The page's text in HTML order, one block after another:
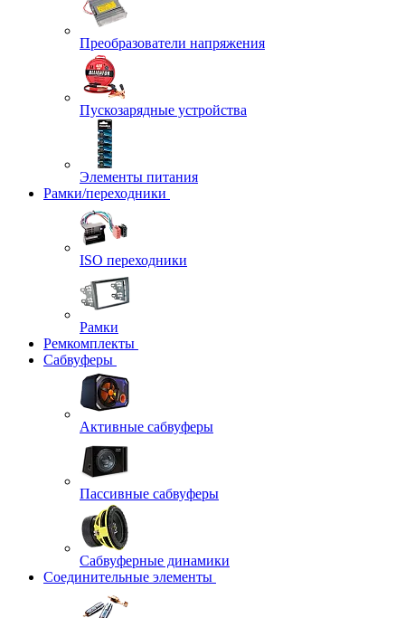
Преобразователи напряжения
Пускозарядные устройства
Элементы питания
Рамки/переходники
ISO переходники
Рамки
Ремкомплекты
Сабвуферы
Активные сабвуферы
Пассивные сабвуферы
Сабвуферные динамики
Соединительные элементы